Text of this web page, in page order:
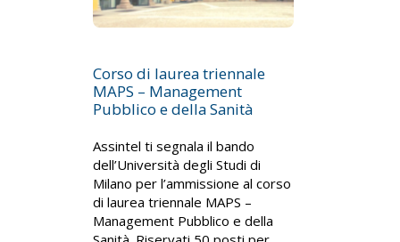
Corso di laurea triennale
MAPS – Management
Pubblico e della Sanità
Assintel ti segnala il bando
dell’Università degli Studi di
Milano per l’ammissione al corso
di laurea triennale MAPS –
Management Pubblico e della